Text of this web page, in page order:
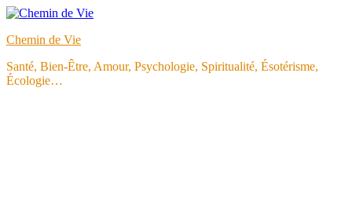
Aller
contenu
Chemin de Vie
Santé, Bien-Être, Amour, Psychologie, Spiritualité, Ésotérisme,
Écologie…